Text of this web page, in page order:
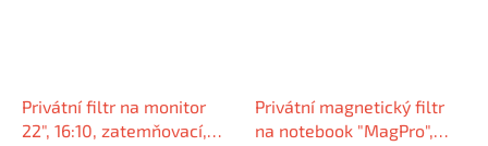
Privátní filtr na monitor
22", 16:10, zatemňovací,
Privátní magnetický filtr
na notebook "MagPro",